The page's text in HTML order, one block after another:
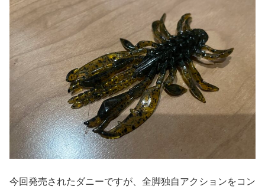
今回発売されたダニーですが、全脚独自アクションをコン